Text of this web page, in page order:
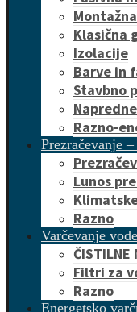
Klasična
Izolacije
Barve in
Stavbno
Razno-
Prezračevanje
Lunos
Razno
Varčevanje vode
ČISTILNE
Filtri za
Razno
Energetsko